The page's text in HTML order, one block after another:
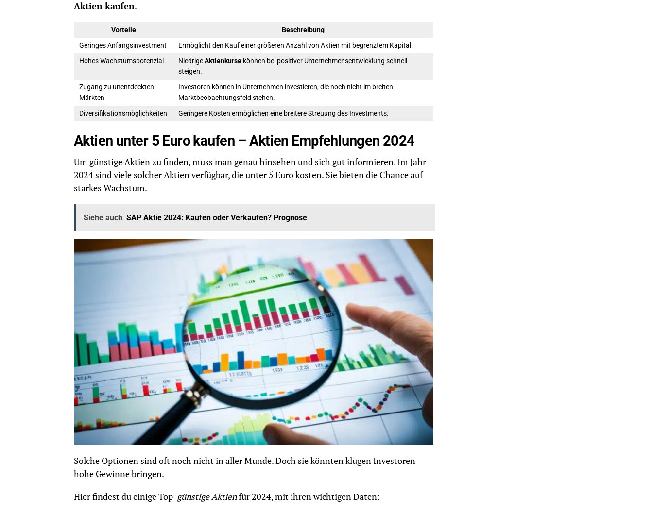
Aktien kaufen.
Vorteile
Beschreibung
Geringes Anfangsinvestment
Ermöglicht den Kauf einer größeren Anzahl von Aktien mit begrenztem Kapital.
Hohes Wachstumspotenzial
NiedrigeAktienkurse können bei positiver Unternehmensentwicklung schnell
steigen.
Zugang zu unentdeckten
Märkten
Investoren können in Unternehmen investieren, die noch nicht im breiten
Marktbeobachtungsfeld stehen.
Diversifikationsmöglichkeiten
Geringere Kosten ermöglichen eine breitere Streuung des Investments.
Aktien unter 5 Euro kaufen – Aktien Empfehlungen 2024
Um günstige Aktien zu finden, muss man genau hinsehen und sich gut informieren. Im Jahr
2024 sind viele solcher Aktien verfügbar, die unter 5 Euro kosten. Sie bieten die Chance auf
starkes Wachstum.
Siehe auch SAP Aktie 2024: Kaufen oder Verkaufen? Prognose
Solche Optionen sind oft noch nicht in aller Munde. Doch sie könnten klugen Investoren
hohe Gewinne bringen.
Hier findest du einige Top-günstige Aktienfür 2024, mit ihren wichtigen Daten: